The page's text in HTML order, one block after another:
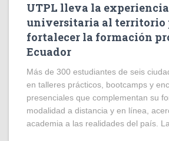
UTPL lleva la experiencia
universitaria al territorio
fortalecer la formación
Ecuador
Más de 300 estudiantes de seis
en talleres prácticos, bootcamps y
presenciales que complementan su
modalidad a distancia y en línea,
academia a las realidades del país. La